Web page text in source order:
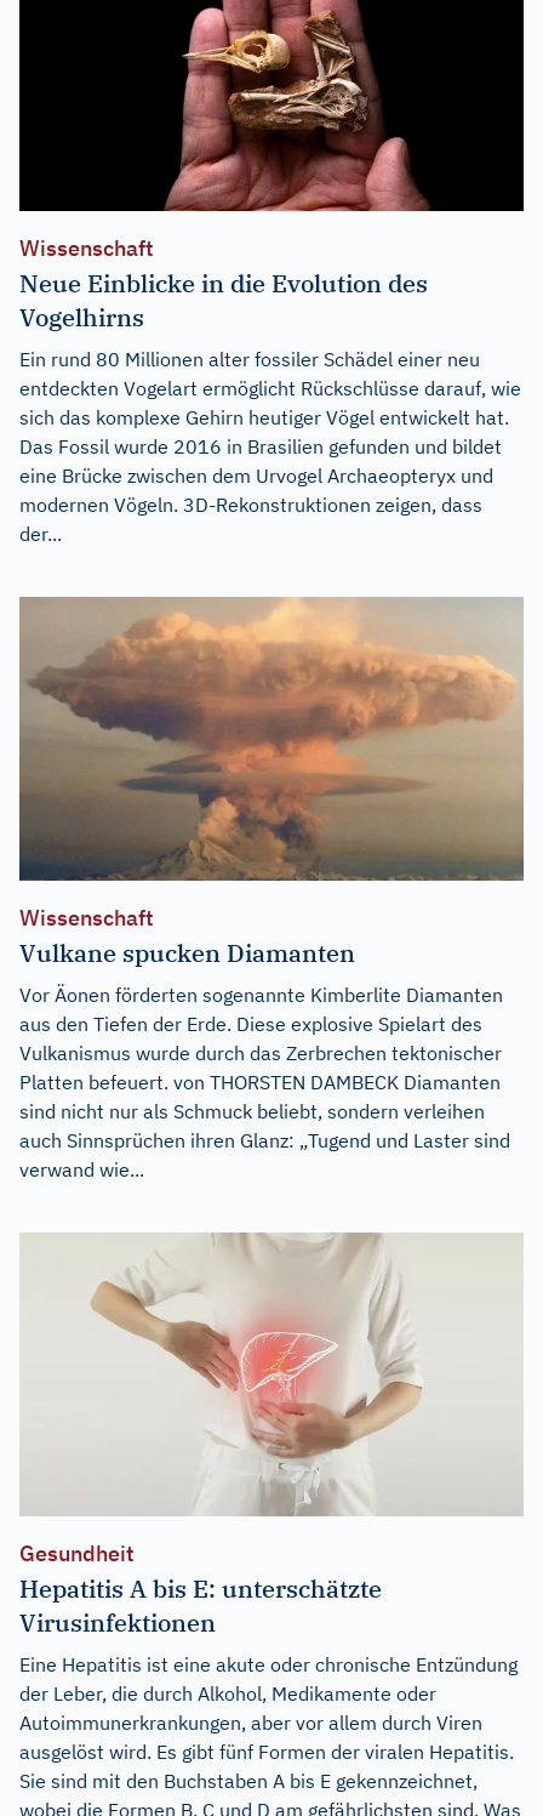
Wissenschaft
Neue Einblicke in die Evolution des
Vogelhirns
Ein rund 80 Millionen alter fossiler Schädel einer neu
entdeckten Vogelart ermöglicht Rückschlüsse darauf, wie
sich das komplexe Gehirn heutiger Vögel entwickelt hat.
Das Fossil wurde 2016 in Brasilien gefunden und bildet
eine Brücke zwischen dem Urvogel Archaeopteryx und
modernen Vögeln. 3D-Rekonstruktionen zeigen, dass
der...
Wissenschaft
Vulkane spucken Diamanten
Vor Äonen förderten sogenannte Kimberlite Diamanten
aus den Tiefen der Erde. Diese explosive Spielart des
Vulkanismus wurde durch das Zerbrechen tektonischer
Platten befeuert. von THORSTEN DAMBECK Diamanten
sind nicht nur als Schmuck beliebt, sondern verleihen
auch Sinnsprüchen ihren Glanz: „Tugend und Laster sind
verwand wie...
Gesundheit
Hepatitis A bis E: unterschätzte
Virusinfektionen
Eine Hepatitis ist eine akute oder chronische Entzündung
der Leber, die durch Alkohol, Medikamente oder
Autoimmunerkrankungen, aber vor allem durch Viren
ausgelöst wird. Es gibt fünf Formen der viralen Hepatitis.
Sie sind mit den Buchstaben A bis E gekennzeichnet,
wobei die Formen B, C und D am gefährlichsten sind. Was